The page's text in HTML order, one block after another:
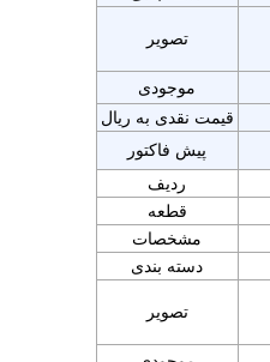
تصویر
موجودی
قیمت نقدی به ریال
پیش فاکتور
ردیف
قطعه
مشخصات
دسته بندی
تصویر